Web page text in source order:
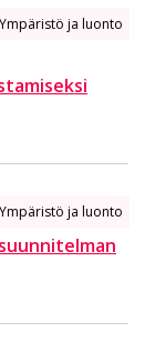
Ympäristö ja luonto
Ympäristö ja luonto